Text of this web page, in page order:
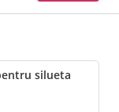
silueta